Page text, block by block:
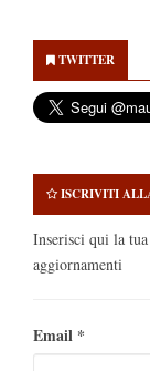
Sidebar
TWITTER
ISCRIVITI
Inserisci qui la
aggiornamenti
Email *